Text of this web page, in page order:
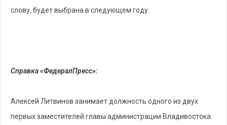
слову, будет выбрана в следующем году.
Справка «ФедералПресс»:
Алексей Литвинов занимает должность одного из двух
первых заместителей главы администрации Владивостока.